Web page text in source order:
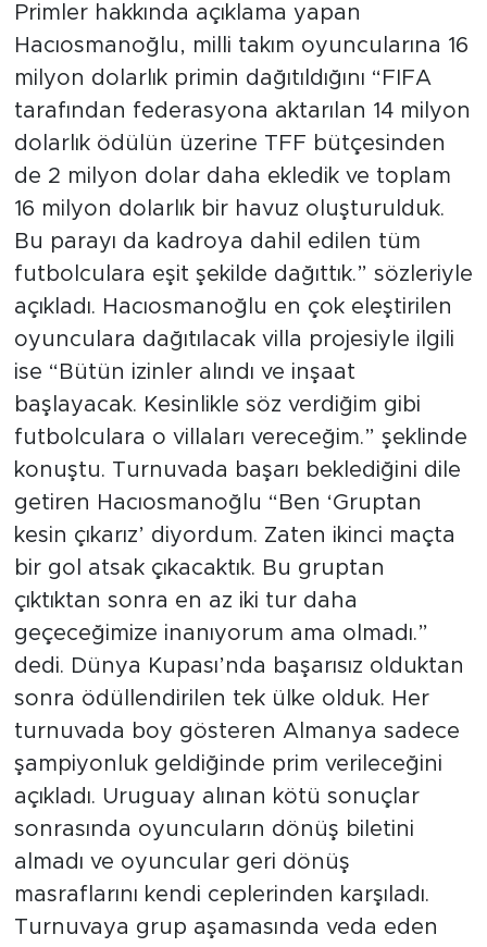
Primler hakkında açıklama yapan
Hacıosmanoğlu, milli takım oyuncularına 16
milyon dolarlık primin dağıtıldığını “FIFA
tarafından federasyona aktarılan 14 milyon
dolarlık ödülün üzerine TFF bütçesinden
de 2 milyon dolar daha ekledik ve toplam
16 milyon dolarlık bir havuz oluşturulduk.
Bu parayı da kadroya dahil edilen tüm
futbolculara eşit şekilde dağıttık.” sözleriyle
açıkladı. Hacıosmanoğlu en çok eleştirilen
oyunculara dağıtılacak villa projesiyle ilgili
ise “Bütün izinler alındı ve inşaat
başlayacak. Kesinlikle söz verdiğim gibi
futbolculara o villaları vereceğim.” şeklinde
konuştu. Turnuvada başarı beklediğini dile
getiren Hacıosmanoğlu “Ben ‘Gruptan
kesin çıkarız’ diyordum. Zaten ikinci maçta
bir gol atsak çıkacaktık. Bu gruptan
çıktıktan sonra en az iki tur daha
geçeceğimize inanıyorum ama olmadı.”
dedi. Dünya Kupası’nda başarısız olduktan
sonra ödüllendirilen tek ülke olduk. Her
turnuvada boy gösteren Almanya sadece
şampiyonluk geldiğinde prim verileceğini
açıkladı. Uruguay alınan kötü sonuçlar
sonrasında oyuncuların dönüş biletini
almadı ve oyuncular geri dönüş
masraflarını kendi ceplerinden karşıladı.
Turnuvaya grup aşamasında veda eden